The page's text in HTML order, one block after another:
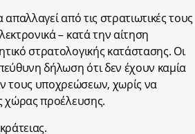
από τις στρατιωτικές τους
– κατά την αίτηση
στρατολογικής κατάστασης. Οι
δήλωση ότι δεν έχουν καμία
τους υποχρεώσεων, χωρίς να
χώρας προέλευσης.